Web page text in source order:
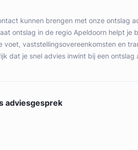
kunnen brengen met onze ontslag
ontslag in de regio Apeldoorn helpt je
voet, vaststellingsovereenkomsten en
dat je snel advies inwint bij een
adviesgesprek